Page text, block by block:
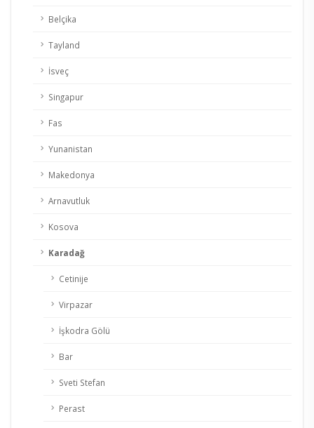
Belçika
Tayland
İsveç
Singapur
Fas
Yunanistan
Makedonya
Arnavutluk
Kosova
Karadağ
Cetinije
Virpazar
İşkodra Gölü
Bar
Sveti Stefan
Perast